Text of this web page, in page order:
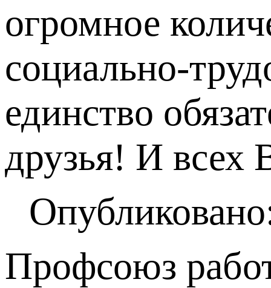
огромное
социально-
единство
друзья! И всех
Профсоюз